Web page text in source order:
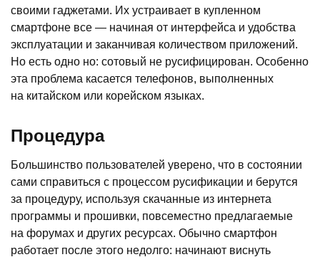
своими гаджетами. Их устраивает в купленном
смартфоне все — начиная от интерфейса и удобства
эксплуатации и заканчивая количеством приложений.
Но есть одно но: сотовый не русифицирован. Особенно
эта проблема касается телефонов, выполненных
на китайском или корейском языках.
Процедура
Большинство пользователей уверено, что в состоянии
сами справиться с процессом русификации и берутся
за процедуру, используя скачанные из интернета
программы и прошивки, повсеместно предлагаемые
на форумах и других ресурсах. Обычно смартфон
работает после этого недолго: начинают виснуть